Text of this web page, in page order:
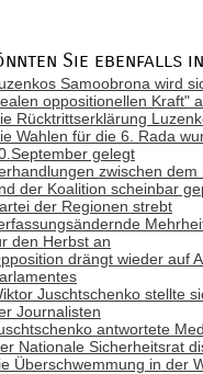
Sie ebenfalls
Samoobrona wird
oppositionellen Kraft"
Rücktrittserklärung
Wahlen für die 6. Rada
gelegt
zwischen dem
der Koalition scheinbar
der Regionen strebt
den Herbst an
drängt wieder auf
Juschtschenko stellte
Journalisten
antwortete
Nationale Sicherheitsrat
Überschwemmung in der